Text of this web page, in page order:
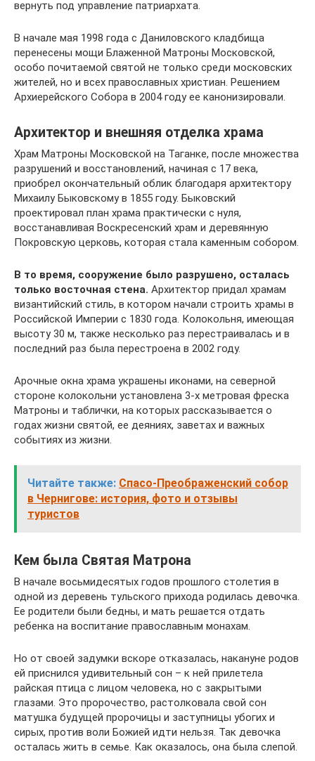
вернуть под управление патриархата.
В начале мая 1998 года с Даниловского кладбища
перенесены мощи Блаженной Матроны Московской,
особо почитаемой святой не только среди московских
жителей, но и всех православных христиан. Решением
Архиерейского Собора в 2004 году ее канонизировали.
Архитектор и внешняя отделка храма
Храм Матроны Московской на Таганке, после множества
разрушений и восстановлений, начиная с 17 века,
приобрел окончательный облик благодаря архитектору
Михаилу Быковскому в 1855 году. Быковский
проектировал план храма практически с нуля,
восстанавливая Воскресенский храм и деревянную
Покровскую церковь, которая стала каменным собором.
В то время, сооружение было разрушено, осталась
только восточная стена. Архитектор придал храмам
византийский стиль, в котором начали строить храмы в
Российской Империи с 1830 года. Колокольня, имеющая
высоту 30 м, также несколько раз перестраивалась и в
последний раз была перестроена в 2002 году.
Арочные окна храма украшены иконами, на северной
стороне колокольни установлена 3-х метровая фреска
Матроны и таблички, на которых рассказывается о
годах жизни святой, ее деяниях, заветах и важных
событиях из жизни.
Читайте также: Спасо-Преображенский собор
в Чернигове: история, фото и отзывы
туристов
Кем была Святая Матрона
В начале восьмидесятых годов прошлого столетия в
одной из деревень тульского прихода родилась девочка.
Ее родители были бедны, и мать решается отдать
ребенка на воспитание православным монахам.
Но от своей задумки вскоре отказалась, накануне родов
ей приснился удивительный сон – к ней прилетела
райская птица с лицом человека, но с закрытыми
глазами. Это пророчество, растолковала свой сон
матушка будущей пророчицы и заступницы убогих и
сирых, против воли Божией идти нельзя. Так девочка
осталась жить в семье. Как оказалось, она была слепой.